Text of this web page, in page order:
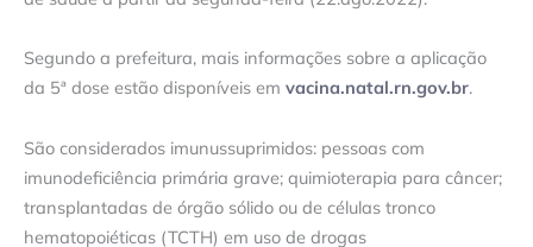
Segundo a prefeitura, mais informações sobre a aplicação
da 5ª dose estão disponíveis em vacina.natal.rn.gov.br.
São considerados imunussuprimidos: pessoas com
imunodeficiência primária grave; quimioterapia para câncer;
transplantadas de órgão sólido ou de células tronco
hematopoiéticas (TCTH) em uso de drogas